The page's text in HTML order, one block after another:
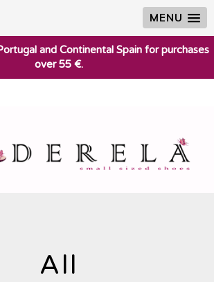
MENU
and Continental Spain for purchases
over 55 €.
All